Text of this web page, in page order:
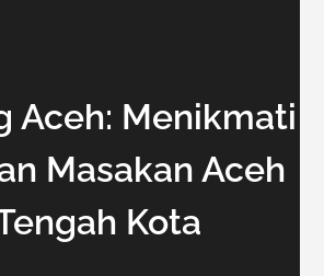
Aceh: Menikmati
Masakan Aceh
Kota